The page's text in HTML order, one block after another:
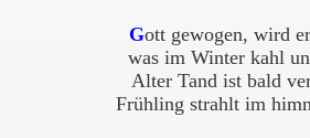
Gott gewogen, wird
was im Winter kahl
Alter Tand ist bald
Frühling strahlt im